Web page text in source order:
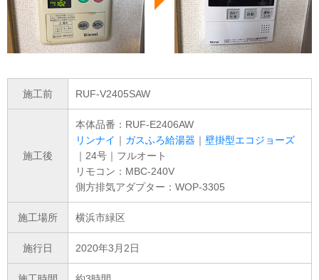
施工前 RUF-V2405SAW
施工後
本体品番：RUF-E2406AW
リンナイ ｜ ガスふろ給湯器 ｜ 壁掛型エコジョーズ
｜24号｜フルオート
リモコン：MBC-240V
側方排気アダプター：WOP-3305
施工場所 横浜市緑区
施行日 2020年3月2日